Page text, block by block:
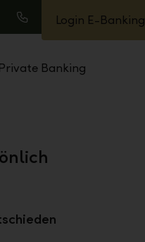
Anrufen
Login E-Banking
Private Banking